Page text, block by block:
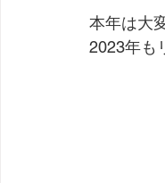
本年は大
2023年も